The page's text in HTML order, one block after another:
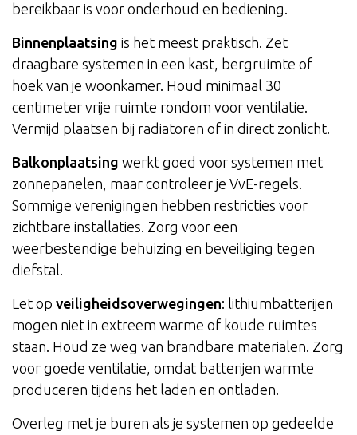
bereikbaar is voor onderhoud en bediening.
Binnenplaatsing is het meest praktisch. Zet
draagbare systemen in een kast, bergruimte of
hoek van je woonkamer. Houd minimaal 30
centimeter vrije ruimte rondom voor ventilatie.
Vermijd plaatsen bij radiatoren of in direct zonlicht.
Balkonplaatsing werkt goed voor systemen met
zonnepanelen, maar controleer je VvE-regels.
Sommige verenigingen hebben restricties voor
zichtbare installaties. Zorg voor een
weerbestendige behuizing en beveiliging tegen
diefstal.
Let op veiligheidsoverwegingen: lithiumbatterijen
mogen niet in extreem warme of koude ruimtes
staan. Houd ze weg van brandbare materialen. Zorg
voor goede ventilatie, omdat batterijen warmte
produceren tijdens het laden en ontladen.
Overleg met je buren als je systemen op gedeelde